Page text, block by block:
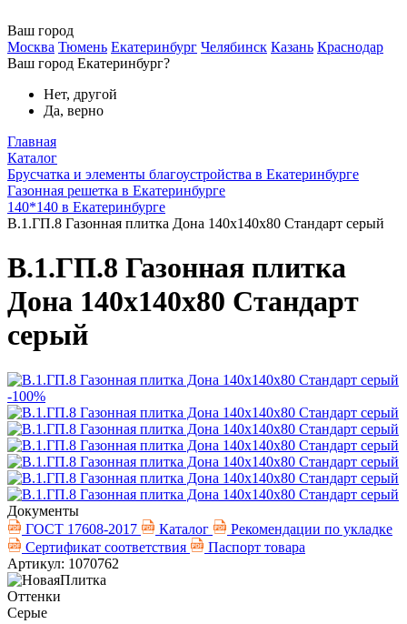
Ваш город
Москва Тюмень Екатеринбург Челябинск Казань Краснодар
Ваш город Екатеринбург?
Нет, другой
Да, верно
Главная
Каталог
Брусчатка и элементы благоустройства в Екатеринбурге
Газонная решетка в Екатеринбурге
140*140 в Екатеринбурге
В.1.ГП.8 Газонная плитка Дона 140х140х80 Стандарт серый
В.1.ГП.8 Газонная плитка
Дона 140х140х80 Стандарт
серый
-100%
Документы
ГОСТ 17608-2017
Каталог
Рекомендации по укладке
Сертификат соответствия
Паспорт товара
Артикул: 1070762
Оттенки
Серые